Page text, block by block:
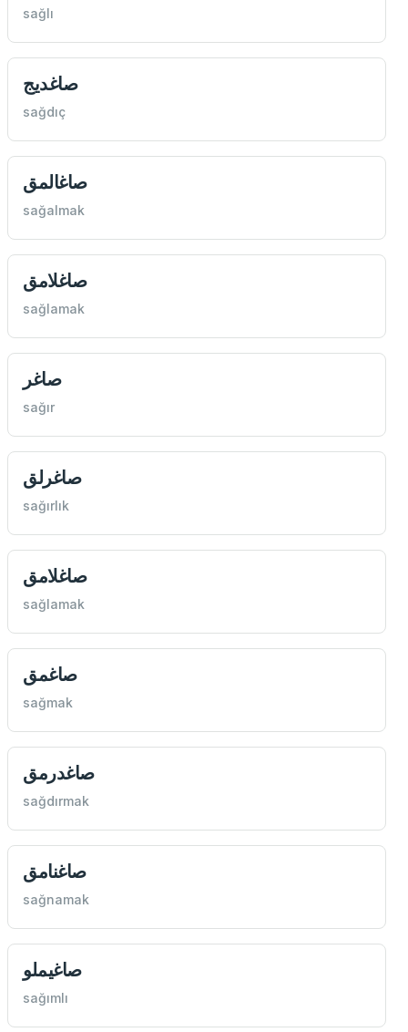
sağlı
صاغديج
sağdıç
صاغالمق
sağalmak
صاغلامق
sağlamak
صاغر
sağır
صاغرلق
sağırlık
صاغلامق
sağlamak
صاغمق
sağmak
صاغدرمق
sağdırmak
صاغنامق
sağnamak
صاغيملو
sağımlı